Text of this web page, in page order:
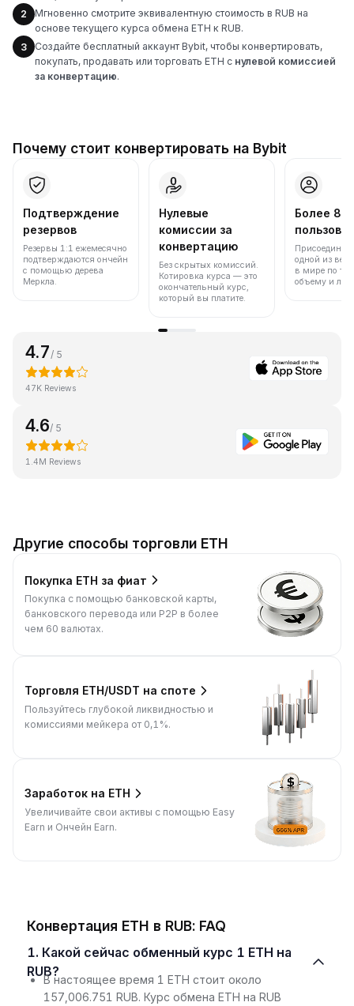
2
Мгновенно смотрите эквивалентную стоимость в RUB на
основе текущего курса обмена ETH к RUB.
3
Создайте бесплатный аккаунт Bybit, чтобы конвертировать,
покупать, продавать или торговать ETH с нулевой комиссией
за конвертацию.
Почему стоит конвертировать на Bybit
Подтверждение
резервов
Резервы 1:1 ежемесячно
подтверждаются ончейн
с помощью дерева
Меркла.
Нулевые
комиссии за
конвертацию
Без скрытых комиссий.
Котировка курса — это
окончательный курс,
который вы платите.
Более 86
одной из
в мире по
объему и
4.7 / 5
47K Reviews
4.6/ 5
1.4M Reviews
Другие способы торговли ETH
Покупка ETH за фиат
Покупка с помощью банковской карты,
банковского перевода или P2P в более
чем 60 валютах.
Торговля ETH/USDT на споте
Пользуйтесь глубокой ликвидностью и
комиссиями мейкера от 0,1%.
Заработок на ETH
Увеличивайте свои активы с помощью Easy
Earn и Ончейн Earn.
Конвертация ETH в RUB: FAQ
1. Какой сейчас обменный курс 1 ETH на
RUB?
В настоящее время 1 ETH стоит около
157,006.751 RUB. Курс обмена ETH на RUB